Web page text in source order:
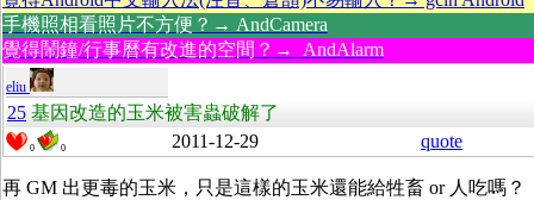
手機照相看照片不方便？→ AndCamera
覺得鬧鐘/行事曆有改進的空間？→ AndAlarm
eliu
25 基因改造的玉米被害蟲破解了
0 0 2011-12-29 quote
再 GM 出更毒的玉米，只是這樣的玉米還能給牲畜 or 人吃嗎？